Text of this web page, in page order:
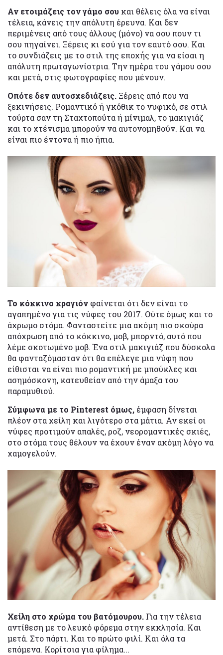
Αν ετοιμάζεις τον γάμο σου και θέλεις όλα να είναι
τέλεια, κάνεις την απόλυτη έρευνα. Και δεν
περιμένεις από τους άλλους (μόνο) να σου πουν τι
σου πηγαίνει. Ξέρεις κι εσύ για τον εαυτό σου. Και
το συνδιάζεις με το στιλ της εποχής για να είσαι η
απόλυτη πρωταγωνίστρια. Την ημέρα του γάμου σου
και μετά, στις φωτογραφίες που μένουν.
Οπότε δεν αυτοσχεδιάζεις. Ξέρεις από που να
ξεκινήσεις. Ρομαντικό ή γκόθικ το νυφικό, σε στιλ
τούρτα σαν τη Σταχτοπούτα ή μίνιμαλ, το μακιγιάζ
και το χτένισμα μπορούν να αυτονομηθούν. Και να
είναι πιο έντονα ή πιο ήπια.
Το κόκκινο κραγιόν φαίνεται ότι δεν είναι το
αγαπημένο για τις νύφες του 2017. Ούτε όμως και το
άχρωμο στόμα. Φανταστείτε μια ακόμη πιο σκούρα
απόχρωση από το κόκκινο, μοβ, μπορντό, αυτό που
λέμε σκοτωμένο μοβ. Ένα στιλ μακιγιάζ που δύσκολα
θα φανταζόμασταν ότι θα επέλεγε μια νύφη που
είθισται να είναι πιο ρομαντική με μπούκλες και
ασημόσκονη, κατευθείαν από την άμαξα του
παραμυθιού.
Σύμφωνα με το Pinterest όμως, έμφαση δίνεται
πλέον στα χείλη και λιγότερο στα μάτια. Αν εκεί οι
νύφες προτιμούν απαλές, ροζ, νεορομαντικές σκιές,
στο στόμα τους θέλουν να έχουν έναν ακόμη λόγο να
χαμογελούν.
Χείλη στο χρώμα του βατόμουρου. Για την τέλεια
αντίθεση με το λευκό φόρεμα στην εκκλησία. Και
μετά. Στο πάρτι. Και το πρώτο φιλί. Και όλα τα
επόμενα. Κορίτσια για φίλημα...